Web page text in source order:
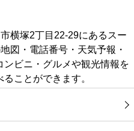
横塚2丁目22-29にあるスー
図・電話番号・天気予報・
ビニ・グルメや観光情報を
ことができます。